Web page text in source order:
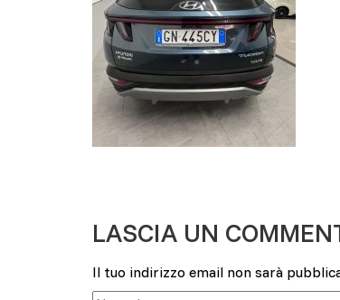
LASCIA UN
Il tuo indirizzo email non sarà